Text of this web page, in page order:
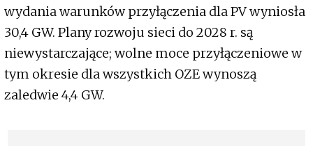
wydania warunków przyłączenia dla PV wyniosła
30,4 GW. Plany rozwoju sieci do 2028 r. są
niewystarczające; wolne moce przyłączeniowe w
tym okresie dla wszystkich OZE wynoszą
zaledwie 4,4 GW.